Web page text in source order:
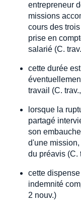
entrepreneur
missions
cours des
prise en
salarié (C.
cette durée
travail (C.
lorsque la
partagé
son
d'une
du préavis (C.
cette
indemnité
2 nouv.)